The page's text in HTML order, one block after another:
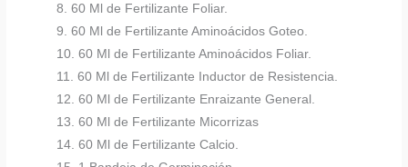
8. 60 Ml de Fertilizante Foliar.
9. 60 Ml de Fertilizante Aminoácidos Goteo.
10. 60 Ml de Fertilizante Aminoácidos Foliar.
11. 60 Ml de Fertilizante Inductor de Resistencia.
12. 60 Ml de Fertilizante Enraizante General.
13. 60 Ml de Fertilizante Micorrizas
14. 60 Ml de Fertilizante Calcio.